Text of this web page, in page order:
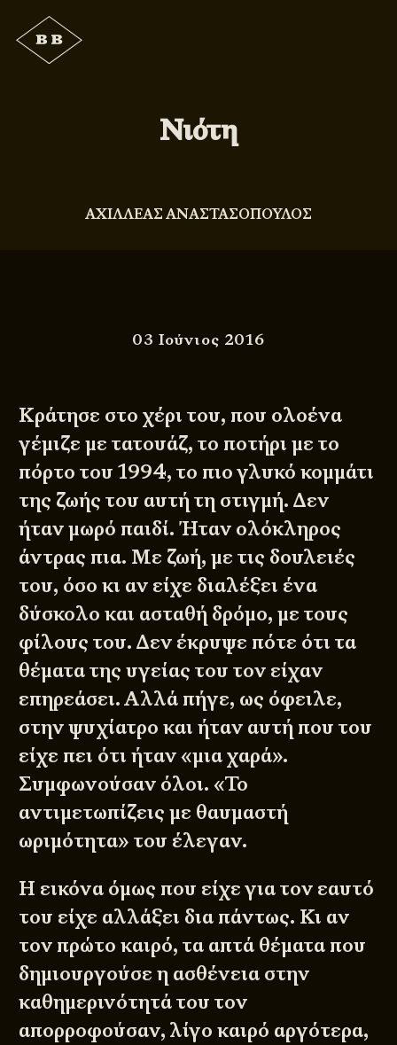
Νιότη
ΑΧΙΛΛΕΑΣ ΑΝΑΣΤΑΣΟΠΟΥΛΟΣ
03 Ιούνιος 2016
Κράτησε στο χέρι του, που ολοένα
γέμιζε με τατουάζ, το ποτήρι με το
πόρτο του 1994, το πιο γλυκό κομμάτι
της ζωής του αυτή τη στιγμή. Δεν
ήταν μωρό παιδί. Ήταν ολόκληρος
άντρας πια. Με ζωή, με τις δουλειές
του, όσο κι αν είχε διαλέξει ένα
δύσκολο και ασταθή δρόμο, με τους
φίλους του. Δεν έκρυψε πότε ότι τα
θέματα της υγείας του τον είχαν
επηρεάσει. Αλλά πήγε, ως όφειλε,
στην ψυχίατρο και ήταν αυτή που του
είχε πει ότι ήταν «μια χαρά».
Συμφωνούσαν όλοι. «Το
αντιμετωπίζεις με θαυμαστή
ωριμότητα» του έλεγαν.
Η εικόνα όμως που είχε για τον εαυτό
του είχε αλλάξει δια πάντως. Κι αν
τον πρώτο καιρό, τα απτά θέματα που
δημιουργούσε η ασθένεια στην
καθημερινότητά του τον
απορροφούσαν, λίγο καιρό αργότερα,